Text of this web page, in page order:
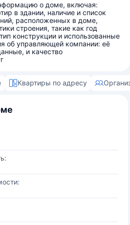
о доме, включая:
в здании, наличие и список
расположенных в доме,
строения, такие как год
конструкции и использованные
об управляющей компании: её
и качество
Квартиры по адресу